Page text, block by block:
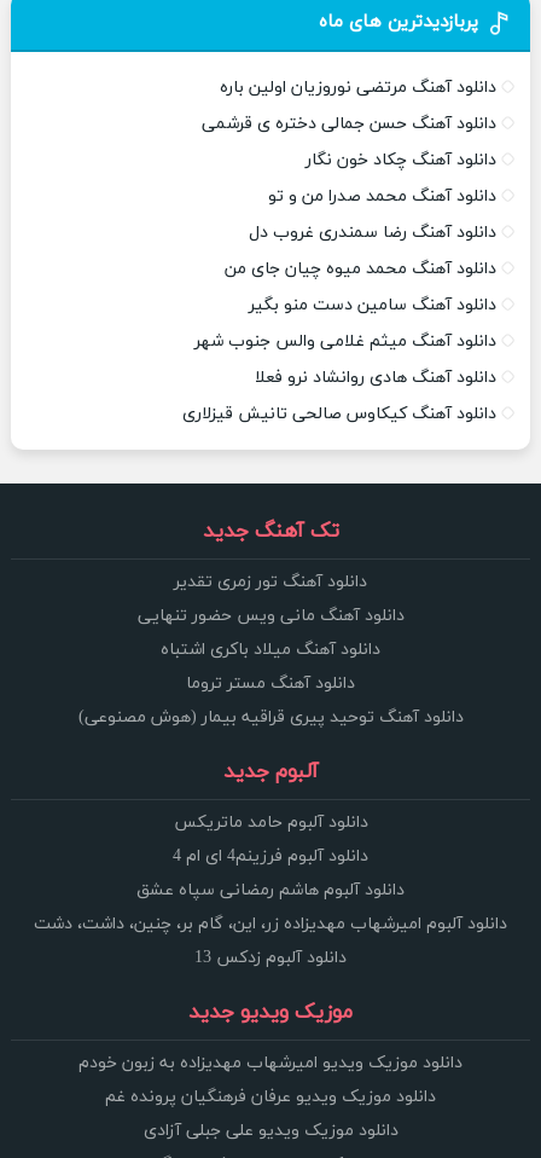
پربازدیدترین های ماه
دانلود آهنگ مرتضی نوروزیان اولین باره
دانلود آهنگ حسن جمالی دختره ی قرشمی
دانلود آهنگ چکاد خون نگار
دانلود آهنگ محمد صدرا من و تو
دانلود آهنگ رضا سمندری غروب دل
دانلود آهنگ محمد میوه چیان جای من
دانلود آهنگ سامین دست منو بگیر
دانلود آهنگ میثم غلامی والس جنوب شهر
دانلود آهنگ هادی روانشاد نرو فعلا
دانلود آهنگ کیکاوس صالحی تانیش قیزلاری
تک آهنگ جدید
دانلود آهنگ تور زمری تقدیر
دانلود آهنگ مانی ویس حضور تنهایی
دانلود آهنگ میلاد باکری اشتباه
دانلود آهنگ مستر تروما
دانلود آهنگ توحید پیری قراقیه بیمار (هوش مصنوعی)
آلبوم جدید
دانلود آلبوم حامد ماتریکس
دانلود آلبوم فرزینم4 ای ام 4
دانلود آلبوم هاشم رمضانی سپاه عشق
دانلود آلبوم امیرشهاب مهدیزاده زر، این، گام بر، چنین، داشت، دشت
دانلود آلبوم زدکس 13
موزیک ویدیو جدید
دانلود موزیک ویدیو امیرشهاب مهدیزاده به زبون خودم
دانلود موزیک ویدیو عرفان فرهنگیان پرونده غم
دانلود موزیک ویدیو علی جبلی آزادی